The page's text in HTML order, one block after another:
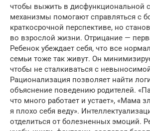
чтобы выжить в дисфункциональной
механизмы помогают справляться с
краткосрочной перспективе, но
во взрослой жизни. Отрицание —
Ребенок убеждает себя, что все
семьи тоже так живут. Он
чтобы не сталкиваться с
Рационализация позволяет найти
объяснение поведению родителей.
что много работает и устает», «Мама
я плохо себя веду».
отделиться от болезненных эмоций.